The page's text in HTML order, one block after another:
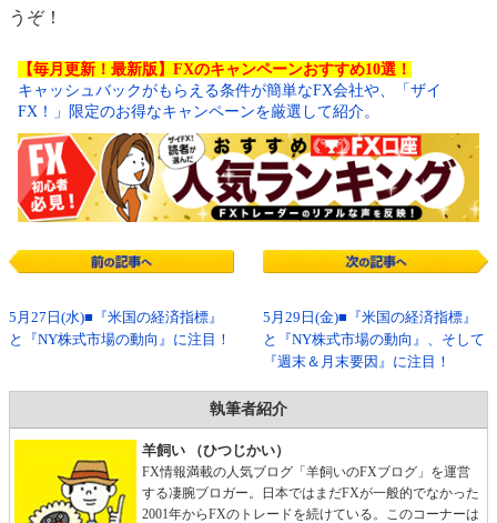
うぞ！
【毎月更新！最新版】FXのキャンペーンおすすめ10選！
キャッシュバックがもらえる条件が簡単なFX会社や、「ザイ
FX！」限定のお得なキャンペーンを厳選して紹介。
5月27日(水)■『米国の経済指標』
と『NY株式市場の動向』に注目！
5月29日(金)■『米国の経済指標』
と『NY株式市場の動向』、そして
『週末＆月末要因』に注目！
執筆者紹介
羊飼い （ひつじかい）
FX情報満載の人気ブログ「羊飼いのFXブログ」を運営
する凄腕ブロガー。日本ではまだFXが一般的でなかった
2001年からFXのトレードを続けている。このコーナーは